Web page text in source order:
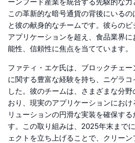
この革新的な暗号通貨の背後にいる
と彼の献身的なチームです。彼らの
アプリケーションを超え、食品業界
能性、信頼性に焦点を当てています。
ファティ・エケ氏は、ブロックチェ
に関する豊富な経験を持ち、ニゲラコ
した。彼のチームは、さまざまな分
おり、現実のアプリケーションにお
リューションの円滑な実装を確保す
す。この取り組みは、2025年末まで
ェクトを立ち上げることで、クリー